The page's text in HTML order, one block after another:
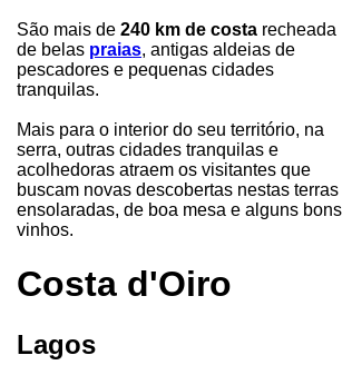
São mais de 240 km de costa recheada
de belas praias, antigas aldeias de
pescadores e pequenas cidades
tranquilas.
Mais para o interior do seu território, na
serra, outras cidades tranquilas e
acolhedoras atraem os visitantes que
buscam novas descobertas nestas terras
ensolaradas, de boa mesa e alguns bons
vinhos.
Costa d'Oiro
Lagos